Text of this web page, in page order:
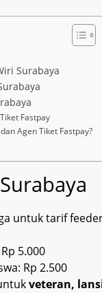
Surabaya
Fastpay
Agen Tiket Fastpay?
untuk tarif
5.000
Rp 2.500
veteran,